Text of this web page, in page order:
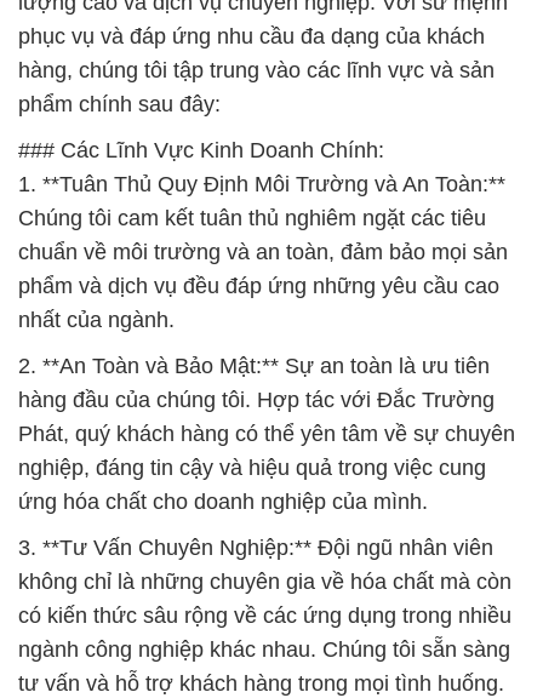
1. **Tuân Thủ Quy Định Môi Trường và An Toàn:**
Chúng tôi cam kết tuân thủ nghiêm ngặt các tiêu
chuẩn về môi trường và an toàn, đảm bảo mọi sản
phẩm và dịch vụ đều đáp ứng những yêu cầu cao
nhất của ngành.
2. **An Toàn và Bảo Mật:** Sự an toàn là ưu tiên
hàng đầu của chúng tôi. Hợp tác với Đắc Trường
Phát, quý khách hàng có thể yên tâm về sự chuyên
nghiệp, đáng tin cậy và hiệu quả trong việc cung
ứng hóa chất cho doanh nghiệp của mình.
3. **Tư Vấn Chuyên Nghiệp:** Đội ngũ nhân viên
không chỉ là những chuyên gia về hóa chất mà còn
có kiến thức sâu rộng về các ứng dụng trong nhiều
ngành công nghiệp khác nhau. Chúng tôi sẵn sàng
tư vấn và hỗ trợ khách hàng trong mọi tình huống.
4. **Đa Dạng Sản Phẩm:** Chúng tôi tự hào về sự
đa dạng trong danh mục sản phẩm hóa chất của
mình, phục vụ cho các ngành công nghiệp khác
nhau, đặc biệt trong lĩnh vực hóa mỹ phẩm.